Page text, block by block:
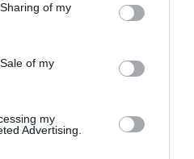
behaviour. You may click to
and its third-party tags to
purposes in below Google
of my
of my
my
Advertising.
A FIATAL KÍGYÁSZÖLYV